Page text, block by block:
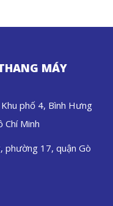
MÁY
phố 4, Bình Hưng
Chí Minh
phường 17, quận Gò